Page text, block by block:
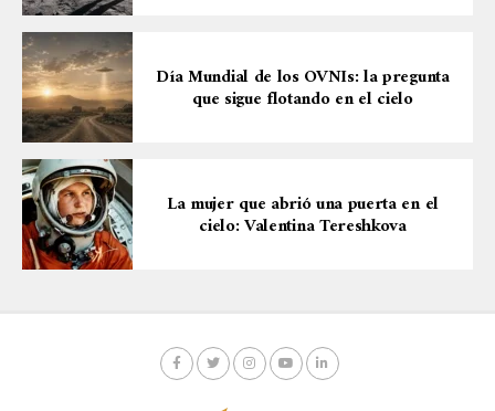
Día Mundial de los OVNIs: la pregunta
que sigue flotando en el cielo
La mujer que abrió una puerta en el
cielo: Valentina Tereshkova